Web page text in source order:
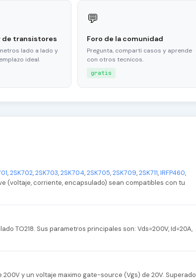
de transistores
lado a lado y
ideal.
💬
Foro de la comunidad
Pregunta, comparti casos y aprende
con otros tecnicos.
gratis
,2SK702,2SK703,2SK704,2SK705,2SK709,2SK711,IRFP460,
(voltaje, corriente, encapsulado) sean compatibles con tu
TO218. Sus parametros principales son: Vds=200V, Id=20A,
y un voltaje maximo gate-source (Vgs) de 20V. Superado